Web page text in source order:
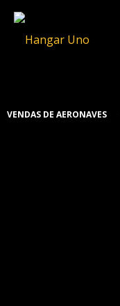
VENDAS DE AERONAVES